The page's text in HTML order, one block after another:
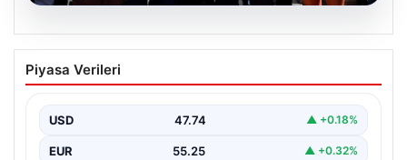
Adalet Bakanı Akın Gürlek ve İçişleri
Bakanı Mustafa Çiftçi İstanbul’da
Adalet Bakanı Akın Gürlek ve İçişleri Bakanı Mustafa
incelemelerde…
Piyasa Verileri
USD 47.74 ▲ +0.18%
EUR 55.25 ▲ +0.32%